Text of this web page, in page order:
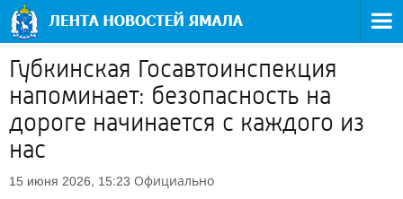
Губкинская Госавтоинспекция
напоминает: безопасность на
дороге начинается с каждого из
нас
15 июня 2026, 15:23 Официально